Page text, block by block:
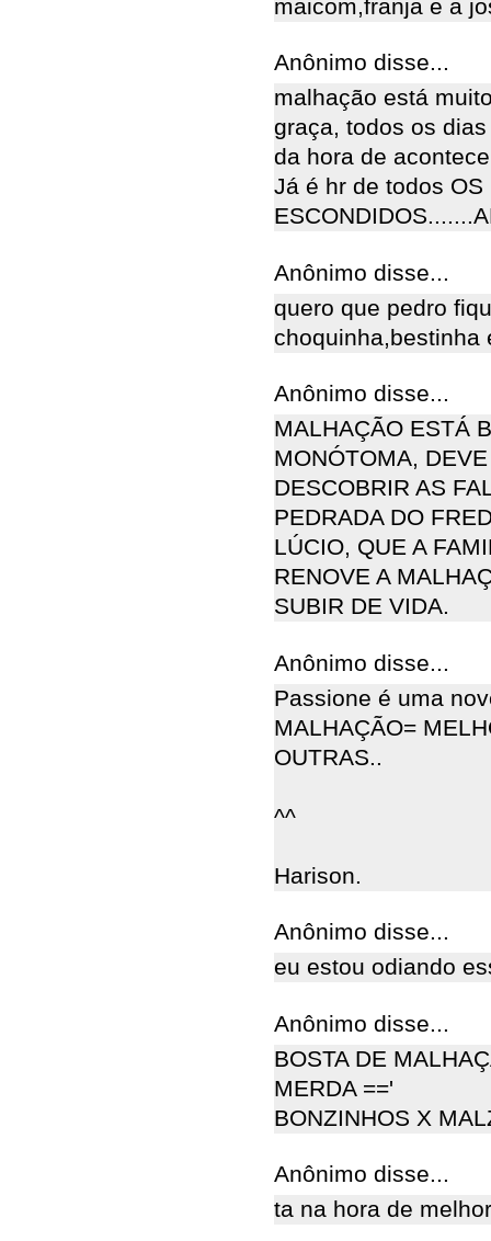
maicom,franja e a
Anônimo disse...
malhação está
graça, todos os
da hora de
Já é hr de todos OS
Anônimo disse...
quero que pedro
choquinha,bestinha
Anônimo disse...
MALHAÇÃO ESTÁ
MONÓTOMA,
DESCOBRIR AS
PEDRADA DO
LÚCIO, QUE A
RENOVE A
SUBIR DE VIDA.
Anônimo disse...
Passione é uma
MALHAÇÃO=
OUTRAS..
^^
Harison.
Anônimo disse...
eu estou odiando
Anônimo disse...
BOSTA DE
MERDA =='
BONZINHOS X
Anônimo disse...
ta na hora de